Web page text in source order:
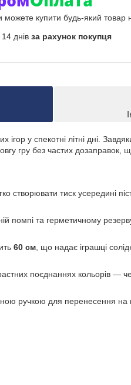
можете купити будь-який товар
днів за рахунок покупця
у спекотні літні дні.
гру без частих
створювати тиск усередині
помпі та герметичному
60 см , що надає іграшці
поєднаннях кольорів —
ручкою для перенесення на